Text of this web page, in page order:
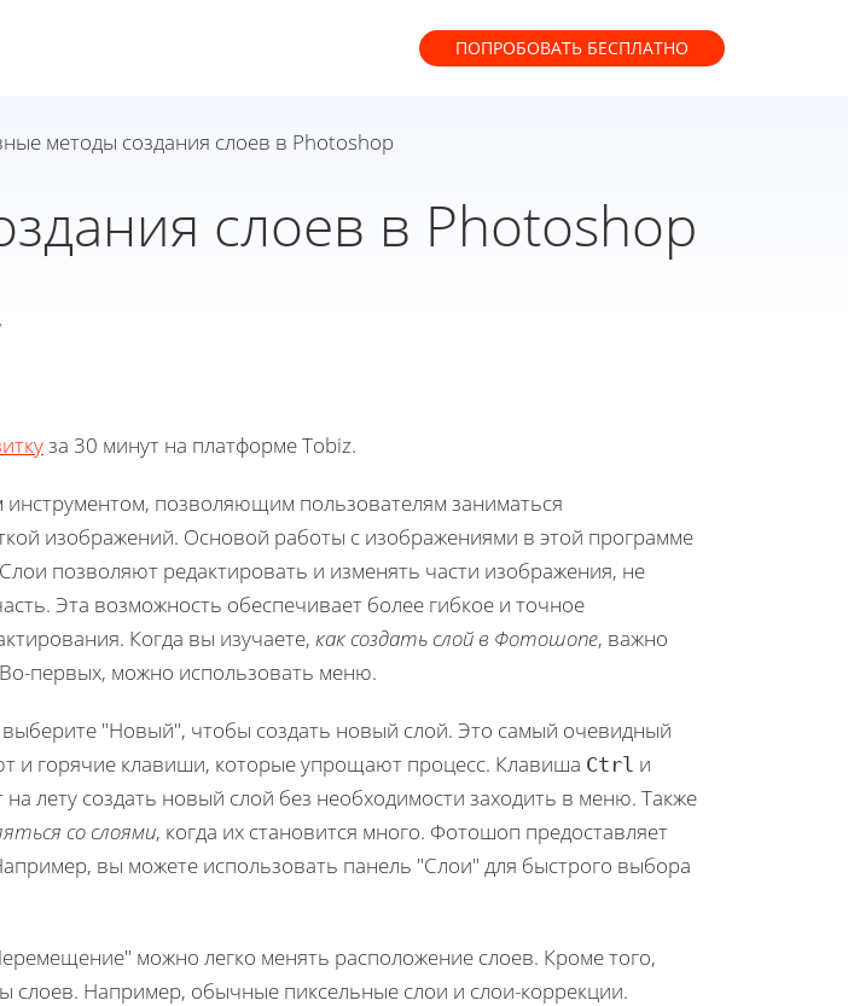
ПОПРОБОВАТЬ БЕСПЛАТНО
методы создания слоев в Photoshop
слоев в Photoshop
за 30 минут на платформе Tobiz.
позволяющим пользователям заниматься
изображений. Основой работы с изображениями в этой программе
позволяют редактировать и изменять части изображения, не
Эта возможность обеспечивает более гибкое и точное
Когда вы изучаете, как создать слой в Фотошопе, важно
первых, можно использовать меню.
"Новый", чтобы создать новый слой. Это самый очевидный
и горячие клавиши, которые упрощают процесс. Клавиша Ctrl и
на лету создать новый слой без необходимости заходить в меню. Также
со слоями, когда их становится много. Фотошоп предоставляет
вы можете использовать панель "Слои" для быстрого выбора
можно легко менять расположение слоев. Кроме того,
слоев. Например, обычные пиксельные слои и слои-коррекции.